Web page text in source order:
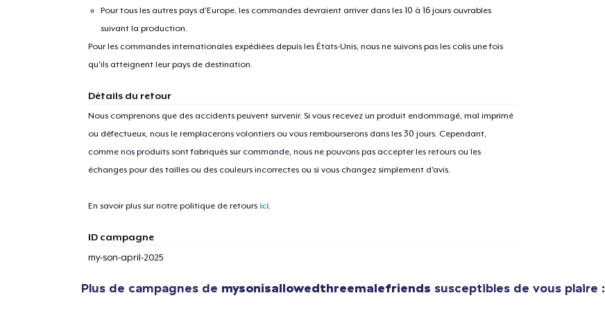
Pour tous les autres pays d'Europe, les commandes devraient arriver dans les 10 à 16 jours ouvrables
suivant la production.
Pour les commandes internationales expédiées depuis les États-Unis, nous ne suivons pas les colis une fois
qu'ils atteignent leur pays de destination.
Détails du retour
Nous comprenons que des accidents peuvent survenir. Si vous recevez un produit endommagé, mal imprimé
ou défectueux, nous le remplacerons volontiers ou vous rembourserons dans les 30 jours. Cependant,
comme nos produits sont fabriqués sur commande, nous ne pouvons pas accepter les retours ou les
échanges pour des tailles ou des couleurs incorrectes ou si vous changez simplement d'avis.
En savoir plus sur notre politique de retours ici.
ID campagne
my-son-april-2025
Plus de campagnes de mysonisallowedthreemalefriends susceptibles de vous plaire :
1article ajouté au Panier
Bella Canvas 3001 | Classic Unisex Jersey T-Shirt